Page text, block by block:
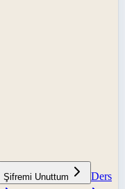
Şifremi Unuttum
Ders